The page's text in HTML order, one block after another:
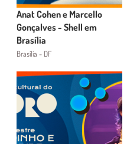
Anat Cohen e Marcello
Gonçalves - Shell em
Brasília
Brasília - DF